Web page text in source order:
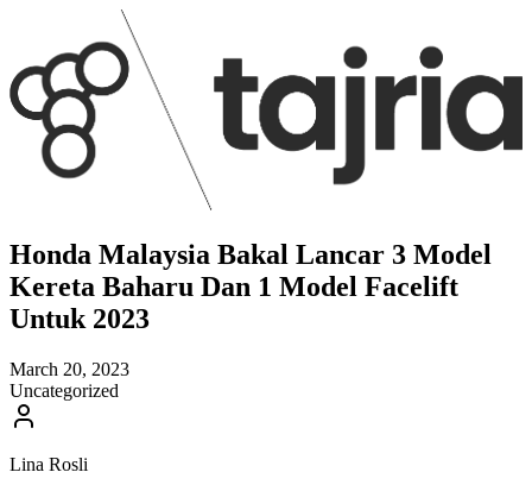
Honda Malaysia Bakal Lancar 3 Model
Kereta Baharu Dan 1 Model Facelift
Untuk 2023
March 20, 2023
Uncategorized
Lina Rosli